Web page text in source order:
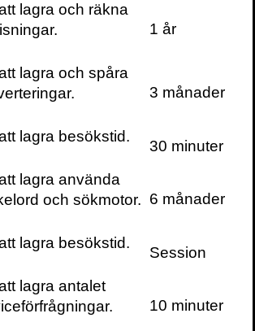
7
19
lagra och räkna
1 år
lagra och spåra
3 månader
lagra besökstid.
30 minuter
lagra använda
och sökmotor. 6 månader
lagra besökstid.
Session
lagra antalet
10 minuter